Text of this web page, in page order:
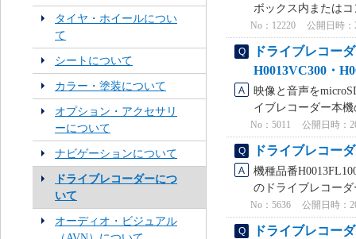
タイヤ・ホイールについ
て
シートについて
カラー・塗装について
オプション・アクセサリ
ーについて
ナビゲーションについて
ドライブレコーダーにつ
いて
オーディオ・ビジュアル
ボックス内または
No：12220 公開日時：
ドライブレコー
H0013VC300・
映像と音声を
イブレコーダー本
No：5011 公開日時：
ドライブレコー
機種品番
のドライブレコー
No：5636 公開日時：
ドライブレコー